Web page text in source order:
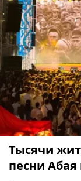
Тысячи
песни